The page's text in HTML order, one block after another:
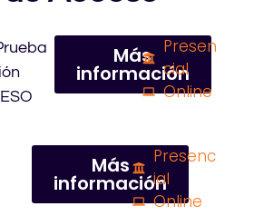
Más
información
Presen
cial
Online
Más
información
Presenc
ial
Online